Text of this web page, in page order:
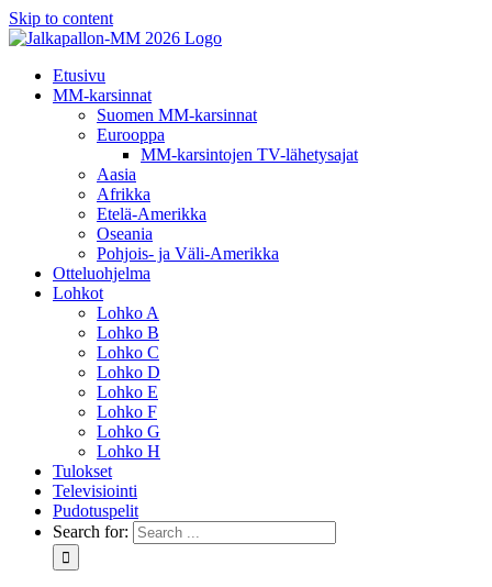
Skip to content
Etusivu
MM-karsinnat
Suomen MM-karsinnat
Eurooppa
MM-karsintojen TV-lähetysajat
Aasia
Afrikka
Etelä-Amerikka
Oseania
Pohjois- ja Väli-Amerikka
Otteluohjelma
Lohkot
Lohko A
Lohko B
Lohko C
Lohko D
Lohko E
Lohko F
Lohko G
Lohko H
Tulokset
Televisiointi
Pudotuspelit
Search for: